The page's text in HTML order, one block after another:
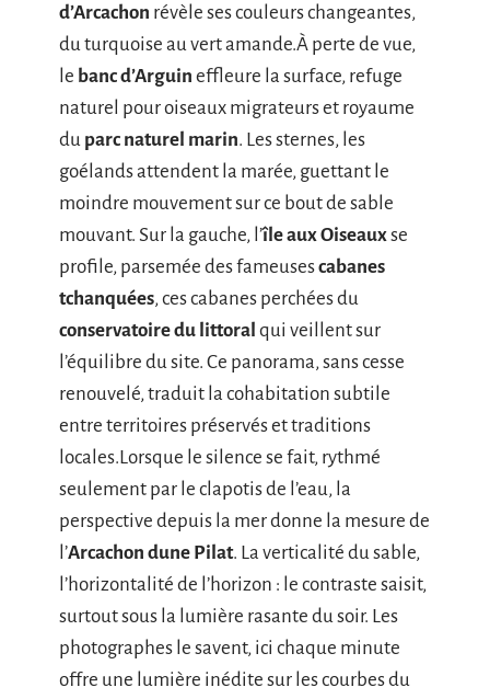
d’Arcachon révèle ses couleurs changeantes,
du turquoise au vert amande.À perte de vue,
le banc d’Arguin effleure la surface, refuge
naturel pour oiseaux migrateurs et royaume
du parc naturel marin. Les sternes, les
goélands attendent la marée, guettant le
moindre mouvement sur ce bout de sable
mouvant. Sur la gauche, l’île aux Oiseauxse
profile, parsemée des fameusescabanes
tchanquées, ces cabanes perchées du
conservatoire du littoral qui veillent sur
l’équilibre du site. Ce panorama, sans cesse
renouvelé, traduit la cohabitation subtile
entre territoires préservés et traditions
locales.Lorsque le silence se fait, rythmé
seulement par le clapotis de l’eau, la
perspective depuis la mer donne la mesure de
l’Arcachon dune Pilat. La verticalité du sable,
l’horizontalité de l’horizon : le contraste saisit,
surtout sous la lumière rasante du soir. Les
photographes le savent, ici chaque minute
offre une lumière inédite sur les courbes du